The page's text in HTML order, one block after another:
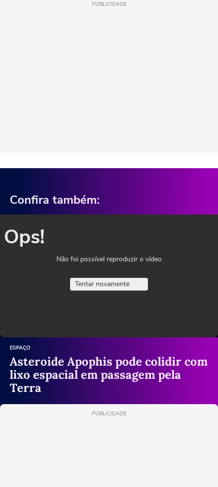
PUBLICIDADE
Confira também:
Ops!
Não foi possível reproduzir o vídeo
Tentar novamente
ESPAÇO
Asteroide Apophis pode colidir com
lixo espacial em passagem pela
Terra
PUBLICIDADE